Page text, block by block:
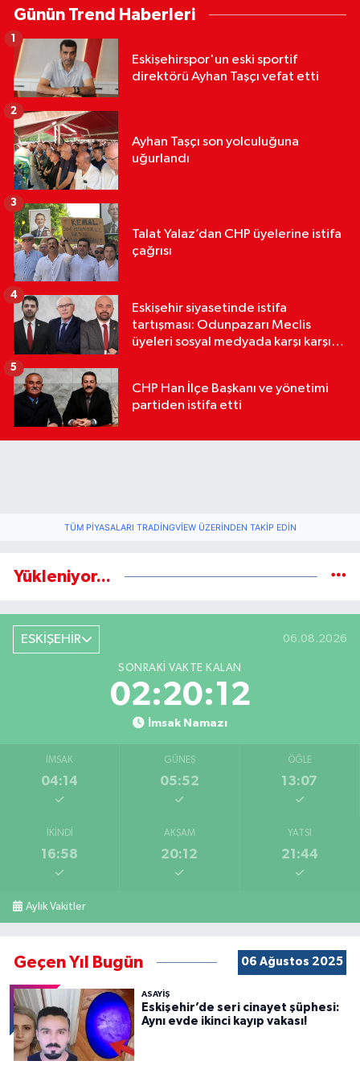
Günün Trend Haberleri
Eskişehirspor'un eski sportif
direktörü Ayhan Taşçı vefat etti
1
Ayhan Taşçı son yolculuğuna
uğurlandı
2
Talat Yalaz’dan CHP üyelerine istifa
çağrısı
3
Eskişehir siyasetinde istifa
tartışması: Odunpazarı Meclis
üyeleri sosyal medyada karşı karşıya
4
CHP Han İlçe Başkanı ve yönetimi
partiden istifa etti
5
TÜM PIYASALARI TRADINGVIEW ÜZERINDEN TAKIP EDIN
Yükleniyor...
ESKİŞEHİR 06.08.2026
SONRAKI VAKTE KALAN
02:20:11
İmsak Namazı
İMSAK
04:14
GÜNEŞ
05:52
ÖĞLE
13:07
İKINDI
16:58
AKŞAM
20:12
YATSI
21:44
Aylık Vakitler
Geçen Yıl Bugün 06 Ağustos 2025
ASAYİŞ
Eskişehir’de seri cinayet şüphesi:
Aynı evde ikinci kayıp vakası!